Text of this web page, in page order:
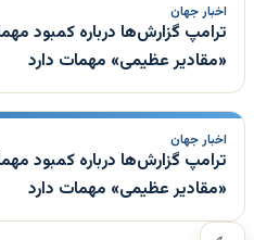
اخبار جهان
ترامپ گزارش‌ها درباره کمبود
«مقادیر عظیمی» مهمات دارد
اخبار جهان
ترامپ گزارش‌ها درباره کمبود
«مقادیر عظیمی» مهمات دارد